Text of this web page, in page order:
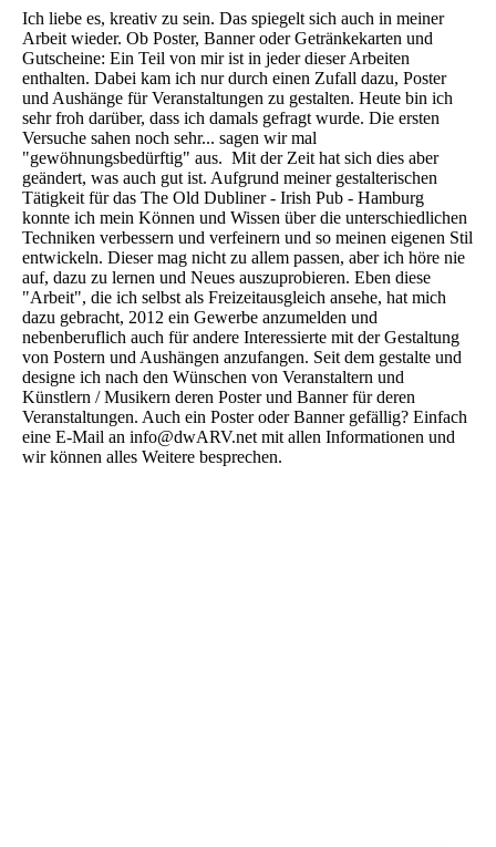
Ich liebe es, kreativ zu sein. Das spiegelt sich auch in meiner
Arbeit wieder. Ob Poster, Banner oder Getränkekarten und
Gutscheine: Ein Teil von mir ist in jeder dieser Arbeiten
enthalten. Dabei kam ich nur durch einen Zufall dazu, Poster
und Aushänge für Veranstaltungen zu gestalten. Heute bin ich
sehr froh darüber, dass ich damals gefragt wurde. Die ersten
Versuche sahen noch sehr... sagen wir mal
"gewöhnungsbedürftig" aus. Mit der Zeit hat sich dies aber
geändert, was auch gut ist. Aufgrund meiner gestalterischen
Tätigkeit für das The Old Dubliner - Irish Pub - Hamburg
konnte ich mein Können und Wissen über die unterschiedlichen
Techniken verbessern und verfeinern und so meinen eigenen Stil
entwickeln. Dieser mag nicht zu allem passen, aber ich höre nie
auf, dazu zu lernen und Neues auszuprobieren. Eben diese
"Arbeit", die ich selbst als Freizeitausgleich ansehe, hat mich
dazu gebracht, 2012 ein Gewerbe anzumelden und
nebenberuflich auch für andere Interessierte mit der Gestaltung
von Postern und Aushängen anzufangen. Seit dem gestalte und
designe ich nach den Wünschen von Veranstaltern und
Künstlern / Musikern deren Poster und Banner für deren
Veranstaltungen. Auch ein Poster oder Banner gefällig? Einfach
eine E-Mail an info@dwARV.net mit allen Informationen und
wir können alles Weitere besprechen.